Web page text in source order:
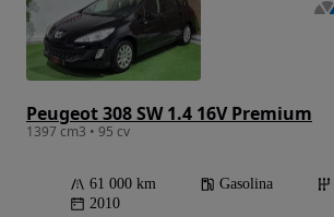
Peugeot 308 SW 1.4 16V Premium
1397 cm3 • 95 cv
61 000 km Gasolina
2010